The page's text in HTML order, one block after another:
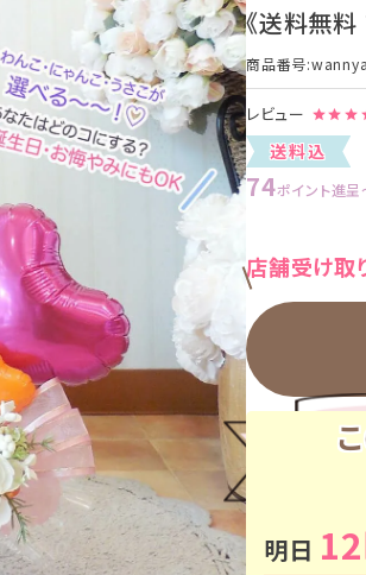
《送料無
商品番号
レビュー
送料込
74ポイント進呈
店舗受け取
明日